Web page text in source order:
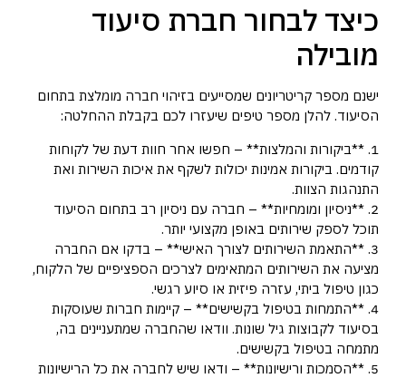
כיצד לבחור חברת סיעוד
מובילה
ישנם מספר קריטריונים שמסייעים בזיהוי חברה מומלצת בתחום
הסיעוד. להלן מספר טיפים שיעזרו לכם בקבלת ההחלטה:
1. **ביקורות והמלצות** – חפשו אחר חוות דעת של לקוחות
קודמים. ביקורות אמינות יכולות לשקף את איכות השירות ואת
התנהגות הצוות.
2. **ניסיון ומומחיות** – חברה עם ניסיון רב בתחום הסיעוד
תוכל לספק שירותים באופן מקצועי יותר.
3. **התאמת השירותים לצורך האישי** – בדקו אם החברה
מציעה את השירותים המתאימים לצרכים הספציפיים של הלקוח,
כגון טיפול ביתי, עזרה פיזית או סיוע רגשי.
4. **התמחות בטיפול בקשישים** – קיימות חברות שעוסקות
בסיעוד לקבוצות גיל שונות. וודאו שהחברה שמתעניינים בה,
מתמחה בטיפול בקשישים.
5. **הסמכות ורישיונות** – ודאו שיש לחברה את כל הרישיונות